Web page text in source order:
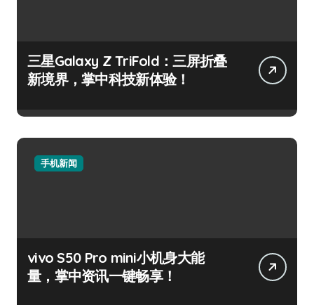
三星Galaxy Z TriFold：三屏折叠
新境界，掌中科技新体验！
手机新闻
vivo S50 Pro mini小机身大能
量，掌中资讯一键畅享！